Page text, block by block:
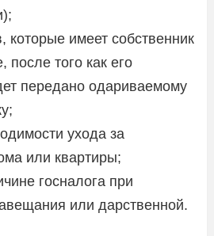
которые имеет собственник
после того как его
передано одариваемому
ухода за
или квартиры;
госналога при
или дарственной.